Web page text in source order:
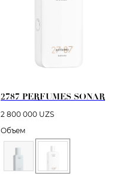
2787 PERFUMES SONAR
2 800 000 UZS
Объем